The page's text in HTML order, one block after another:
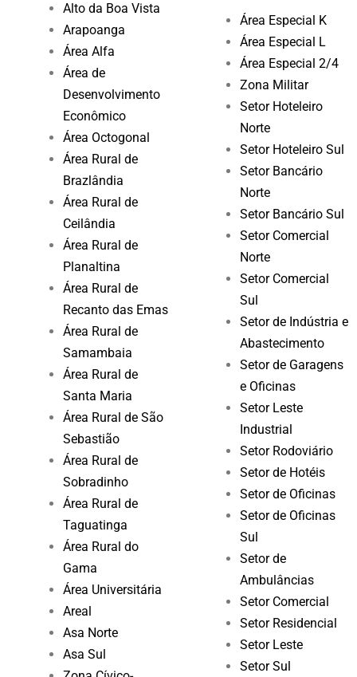
Alto da Boa Vista
Arapoanga
Área Alfa
Área de
Desenvolvimento
Econômico
Área Octogonal
Área Rural de
Brazlândia
Área Rural de
Ceilândia
Área Rural de
Planaltina
Área Rural de
Recanto das Emas
Área Rural de
Samambaia
Área Rural de
Santa Maria
Área Rural de São
Sebastião
Área Rural de
Sobradinho
Área Rural de
Taguatinga
Área Rural do
Gama
Área Universitária
Areal
Asa Norte
Asa Sul
Área Especial K
Área Especial L
Área Especial 2/4
Zona Militar
Setor Hoteleiro
Norte
Setor Hoteleiro Sul
Setor Bancário
Norte
Setor Bancário Sul
Setor Comercial
Norte
Setor Comercial
Sul
Setor de Indústria e
Abastecimento
Setor de Garagens
e Oficinas
Setor Leste
Industrial
Setor Rodoviário
Setor de Hotéis
Setor de Oficinas
Setor de Oficinas
Sul
Setor de
Ambulâncias
Setor Comercial
Setor Residencial
Setor Leste
Setor Sul